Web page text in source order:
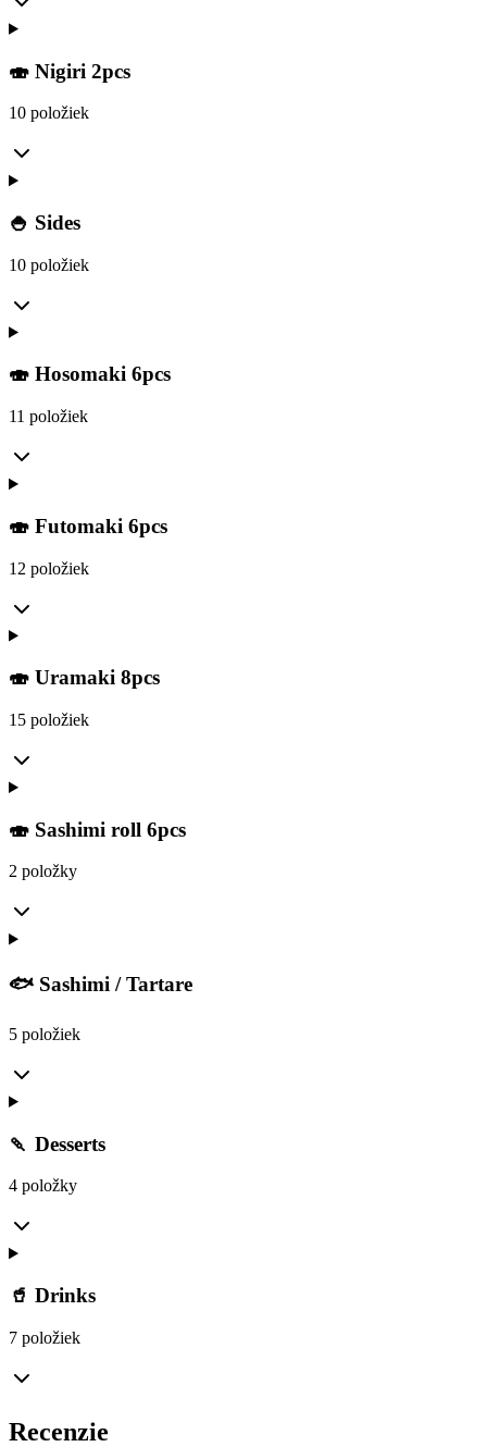
🍣 Nigiri 2pcs
10 položiek
🍚 Sides
10 položiek
🍣 Hosomaki 6pcs
11 položiek
🍣 Futomaki 6pcs
12 položiek
🍣 Uramaki 8pcs
15 položiek
🍣 Sashimi roll 6pcs
2 položky
🐟 Sashimi / Tartare
5 položiek
🍡 Desserts
4 položky
🥤 Drinks
7 položiek
Recenzie